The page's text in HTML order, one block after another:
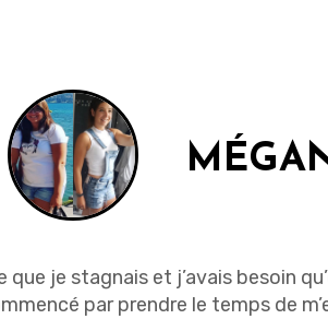
que je stagnais et j’avais besoin
par prendre le temps de